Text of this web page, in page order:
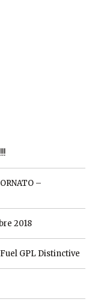
–
2018
GPL Distinctive